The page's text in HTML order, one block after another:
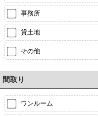
事務所
貸土地
その他
間取り
ワンルーム